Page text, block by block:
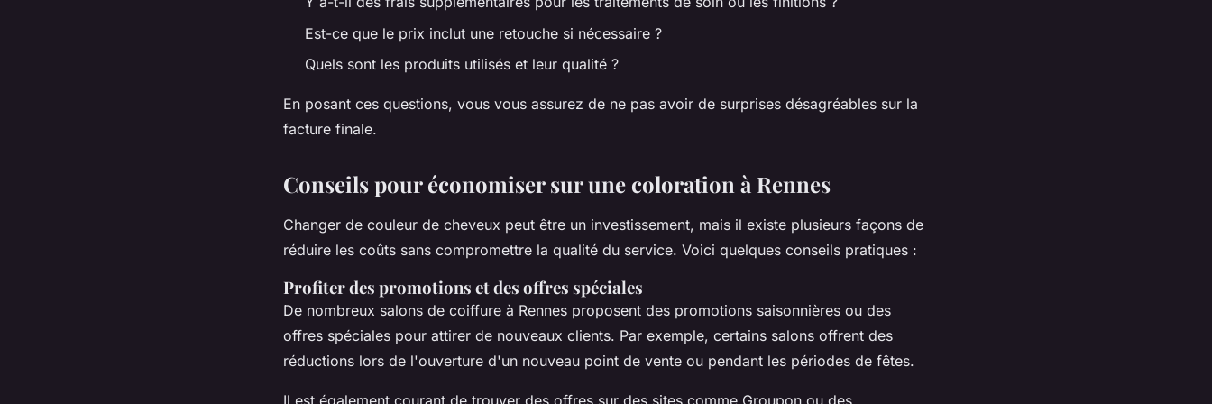
Est-ce que le prix inclut une retouche si nécessaire ?
Quels sont les produits utilisés et leur qualité ?
En posant ces questions, vous vous assurez de ne pas avoir de surprises désagréables sur la
facture finale.
Conseils pour économiser sur une coloration à Rennes
Changer de couleur de cheveux peut être un investissement, mais il existe plusieurs façons de
réduire les coûts sans compromettre la qualité du service. Voici quelques conseils pratiques :
Profiter des promotions et des offres spéciales
De nombreux salons de coiffure à Rennes proposent des promotions saisonnières ou des
offres spéciales pour attirer de nouveaux clients. Par exemple, certains salons offrent des
réductions lors de l'ouverture d'un nouveau point de vente ou pendant les périodes de fêtes.
Il est également courant de trouver des offres sur des sites comme Groupon ou des